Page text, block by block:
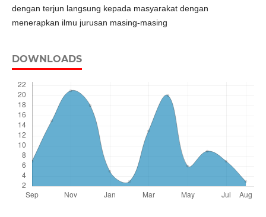
dengan terjun langsung kepada masyarakat dengan
menerapkan ilmu jurusan masing-masing
DOWNLOADS